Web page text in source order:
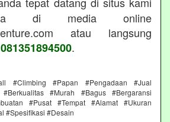
di media online
atau langsung
081351894500.
#Climbing #Papan #Pengadaan #Jual
#Murah #Bagus #Bergaransi
#Pusat #Tempat #Alamat #Ukuran
#Spesifikasi #Desain